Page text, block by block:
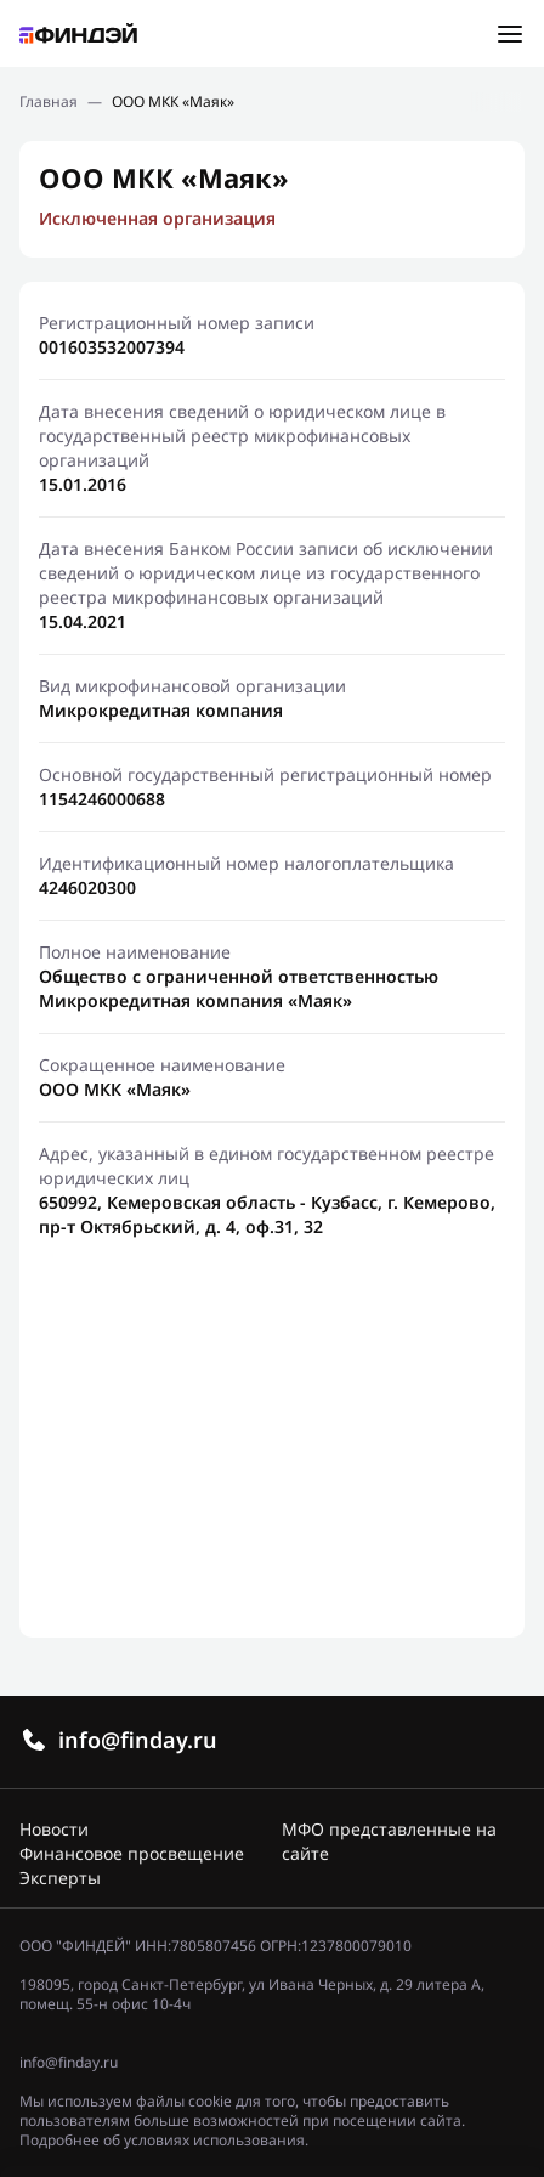
Подбор займа
Новости
Финансовое просвещение
Главная — ООО МКК «Маяк»
ООО МКК «Маяк»
Исключенная организация
Регистрационный номер записи
001603532007394
Дата внесения сведений о юридическом лице в
государственный реестр микрофинансовых
организаций
15.01.2016
Дата внесения Банком России записи об исключении
сведений о юридическом лице из государственного
реестра микрофинансовых организаций
15.04.2021
Вид микрофинансовой организации
Микрокредитная компания
Основной государственный регистрационный номер
1154246000688
Идентификационный номер налогоплательщика
4246020300
Полное наименование
Общество с ограниченной ответственностью
Микрокредитная компания «Маяк»
Сокращенное наименование
ООО МКК «Маяк»
Адрес, указанный в едином государственном реестре
юридических лиц
650992, Кемеровская область - Кузбасс, г. Кемерово,
пр-т Октябрьский, д. 4, оф.31, 32
info@finday.ru
Новости
Финансовое просвещение
Эксперты
МФО представленные на
сайте
ООО "ФИНДЕЙ" ИНН:7805807456 ОГРН:1237800079010
198095, город Санкт-Петербург, ул Ивана Черных, д. 29 литера А,
помещ. 55-н офис 10-4ч
info@finday.ru
Мы используем файлы cookie для того, чтобы предоставить
пользователям больше возможностей при посещении сайта.
Подробнее об условиях использования.
Ошибка:Контактная форма не найдена.
Спасибо, что написали нам
Мы свяжемся с Вами в ближайшее время и сообщим
результат
Отправить новый запрос